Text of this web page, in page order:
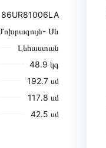
86UR81006LA
Սև
Լեհաստան
48․9 կգ
192․7 սմ
117․8 սմ
42․5 սմ